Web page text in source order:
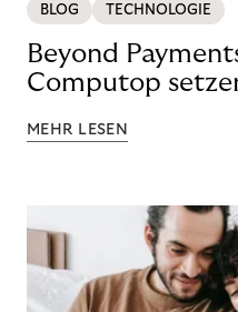
BLOG TECHNOLOGIE
Beyond
Computop
MEHR LESEN